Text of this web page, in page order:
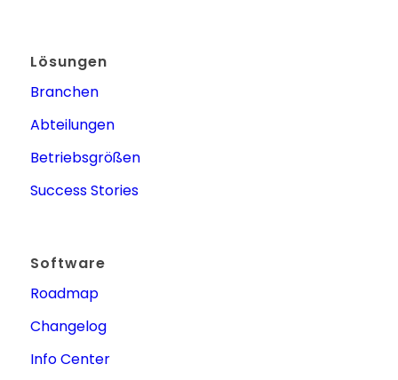
Lösungen
Branchen
Abteilungen
Betriebsgrößen
Success Stories
Software
Roadmap
Changelog
Info Center